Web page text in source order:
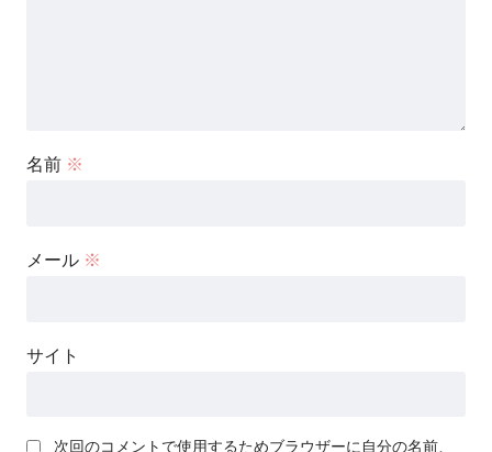
名前 ※
メール ※
サイト
次回のコメントで使用するためブラウザーに自分の名前、